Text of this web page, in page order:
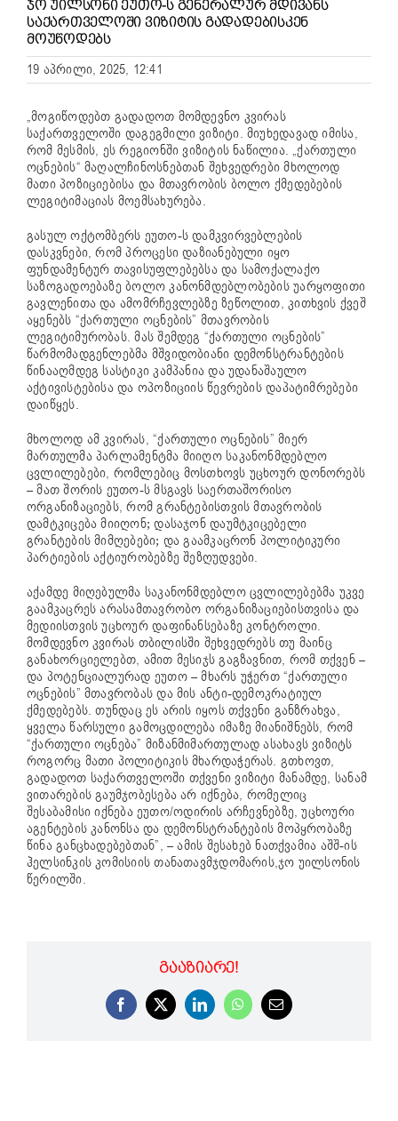
ᲯᲝ ᲣᲘᲚᲡᲝᲜᲘ ᲔᲣᲗᲝ-Ს ᲒᲔᲜᲔᲠᲐᲚᲣᲠ ᲛᲓᲘᲕᲐᲜᲡ
ᲡᲐᲥᲐᲠᲗᲕᲔᲚᲝᲨᲘ ᲕᲘᲖᲘᲢᲘᲡ ᲒᲐᲓᲐᲓᲔᲑᲘᲡᲙᲔᲜ
ᲛᲝᲣᲬᲝᲓᲔᲑᲡ
19 აპრილი, 2025, 12:41
„მოგიწოდებთ გადადოთ მომდევნო კვირას
საქართველოში დაგეგმილი ვიზიტი. მიუხედავად იმისა,
რომ მესმის, ეს რეგიონში ვიზიტის ნაწილია. „ქართული
ოცნების“ მაღალჩინოსნებთან შეხვედრები მხოლოდ
მათი პოზიციებისა და მთავრობის ბოლო ქმედებების
ლეგიტიმაციას მოემსახურება.
გასულ ოქტომბერს ეუთო-ს დამკვირვებლების
დასკვნები, რომ პროცესი დაზიანებული იყო
ფუნდამენტურ თავისუფლებებსა და სამოქალაქო
საზოგადოებაზე ბოლო კანონმდებლობების უარყოფითი
გავლენითა და ამომრჩევლებზე ზეწოლით, კითხვის ქვეშ
აყენებს “ქართული ოცნების” მთავრობის
ლეგიტიმურობას. მას შემდეგ “ქართული ოცნების”
წარმომადგენლებმა მშვიდობიანი დემონსტრანტების
წინააღმდეგ სასტიკი კამპანია და უდანაშაულო
აქტივისტებისა და ოპოზიციის წევრების დაპატიმრებები
დაიწყეს.
მხოლოდ ამ კვირას, “ქართული ოცნების” მიერ
მართულმა პარლამენტმა მიიღო საკანონმდებლო
ცვლილებები, რომლებიც მოსთხოვს უცხოურ დონორებს
– მათ შორის ეუთო-ს მსგავს საერთაშორისო
ორგანიზაციებს, რომ გრანტებისთვის მთავრობის
დამტკიცება მიიღონ; დასაჯონ დაუმტკიცებელი
გრანტების მიმღებები; და გაამკაცრონ პოლიტიკური
პარტიების აქტიურობებზე შეზღუდვები.
აქამდე მიღებულმა საკანონმდებლო ცვლილებებმა უკვე
გაამკაცრეს არასამთავრობო ორგანიზაციებისთვისა და
მედიისთვის უცხოურ დაფინანსებაზე კონტროლი.
მომდევნო კვირას თბილისში შეხვედრებს თუ მაინც
განახორციელებთ, ამით მესიჯს გაგზავნით, რომ თქვენ –
და პოტენციალურად ეუთო – მხარს უჭერთ “ქართული
ოცნების” მთავრობას და მის ანტი-დემოკრატიულ
ქმედებებს. თუნდაც ეს არის იყოს თქვენი განზრახვა,
ყველა წარსული გამოცდილება იმაზე მიანიშნებს, რომ
“ქართული ოცნება” მიზანმიმართულად ასახავს ვიზიტს
როგორც მათი პოლიტიკის მხარდაჭერას. გთხოვთ,
გადადოთ საქართველოში თქვენი ვიზიტი მანამდე, სანამ
ვითარების გაუმჯობესება არ იქნება, რომელიც
შესაბამისი იქნება ეუთო/ოდირის არჩევნებზე, უცხოური
აგენტების კანონსა და დემონსტრანტების მოპყრობაზე
წინა განცხადებებთან”, – ამის შესახებ ნათქვამია აშშ-ის
ჰელსინკის კომისიის თანათავმჯდომარის,ჯო უილსონის
წერილში.
ᲒᲐᲐᲖᲘᲐᲠᲔ!
Facebook
X LinkedInWhatsApp
Email